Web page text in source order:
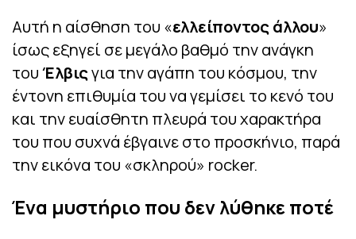
Αυτή η αίσθηση του «ελλείποντος άλλου»
ίσως εξηγεί σε μεγάλο βαθμό την ανάγκη
τουΈλβιςγια την αγάπη του κόσμου, την
έντονη επιθυμία του να γεμίσει το κενό του
και την ευαίσθητη πλευρά του χαρακτήρα
του που συχνά έβγαινε στο προσκήνιο, παρά
την εικόνα του «σκληρού» rocker.
Ένα μυστήριο που δεν λύθηκε ποτέ